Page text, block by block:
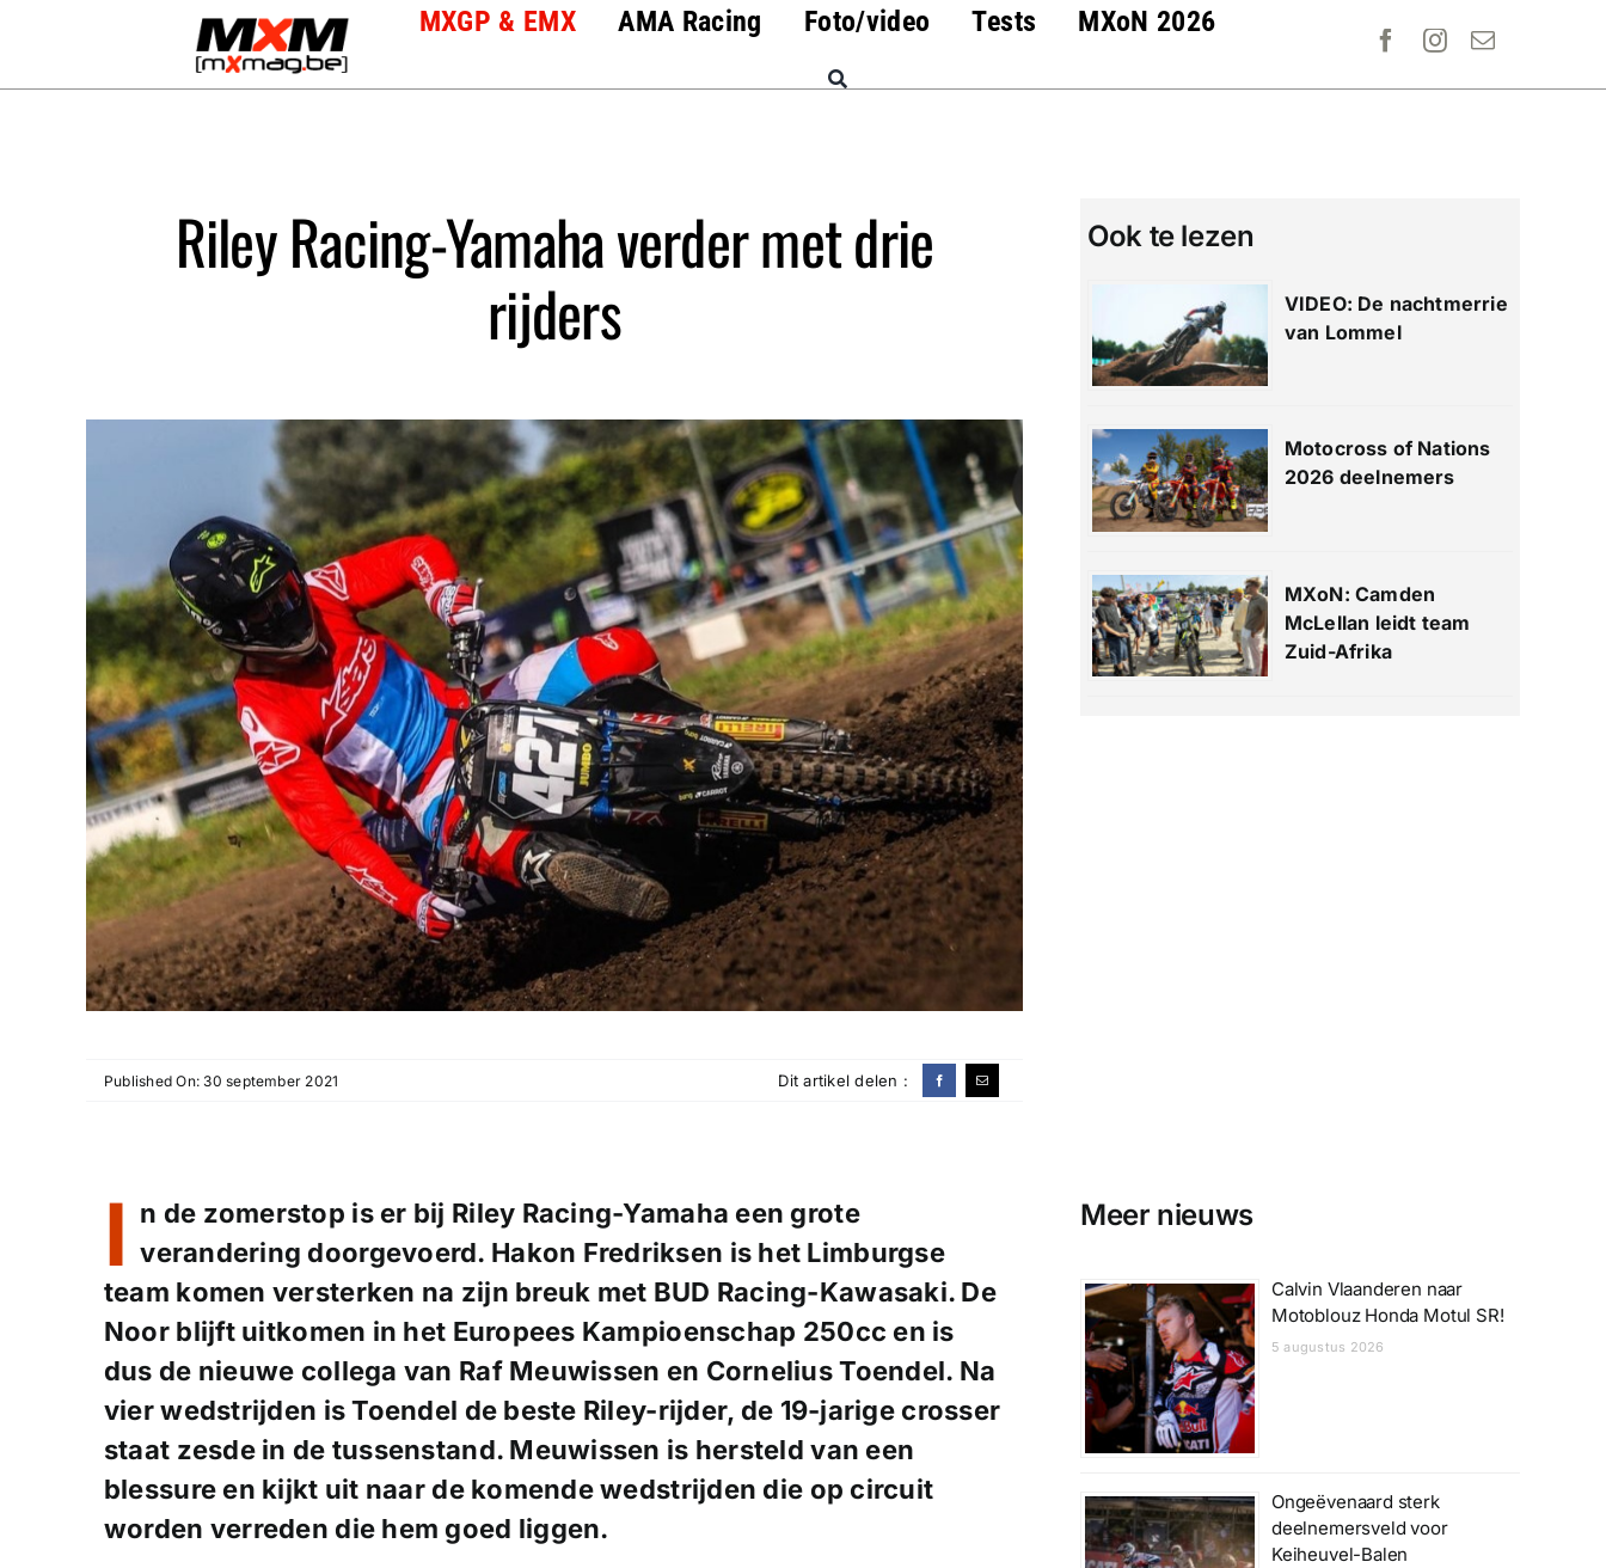
MXGP & EMX AMA Racing Foto/video Tests MXoN 2026
Riley Racing-Yamaha verder met drie
rijders
Ook te lezen
VIDEO: De nachtmerrie
van Lommel
Motocross of Nations
2026 deelnemers
MXoN: Camden
McLellan leidt team
Zuid-Afrika
Published On: 30 september 2021 Dit artikel delen :
I n de zomerstop is er bij Riley Racing-Yamaha een grote
verandering doorgevoerd. Hakon Fredriksen is het Limburgse
team komen versterken na zijn breuk met BUD Racing-Kawasaki. De
Noor blijft uitkomen in het Europees Kampioenschap 250cc en is
dus de nieuwe collega van Raf Meuwissen en Cornelius Toendel. Na
vier wedstrijden is Toendel de beste Riley-rijder, de 19-jarige crosser
staat zesde in de tussenstand. Meuwissen is hersteld van een
blessure en kijkt uit naar de komende wedstrijden die op circuit
worden verreden die hem goed liggen.
Meer nieuws
Calvin Vlaanderen naar
Motoblouz Honda Motul SR!
5 augustus 2026
Ongeëvenaard sterk
deelnemersveld voor
Keiheuvel-Balen